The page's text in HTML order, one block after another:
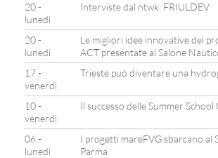
20 -
lunedì
Interviste dal ntwk: FRIULDEV
20 -
lunedì
Le migliori idee innovative del
ACT presentate al Salone
17 -
venerdì
Trieste può diventare una
10 -
venerdì
Il successo delle Summer
06 -
lunedì
I progetti mareFVG sbarcano al
Parma